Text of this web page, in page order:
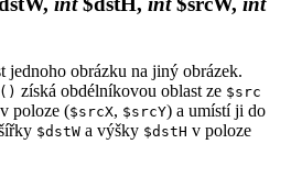
jednoho obrázku na jiný obrázek.
získá obdélníkovou oblast ze $src
v poloze ($srcX, $srcY) a umístí ji do
$dstW a výšky $dstH v poloze